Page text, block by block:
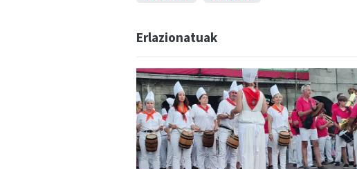
Erlazionatuak